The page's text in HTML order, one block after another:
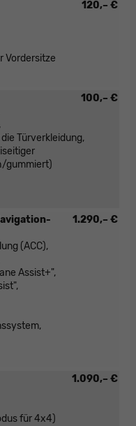
120,– €
Vordersitze
100,– €
Türverkleidung,
gummiert)
1.290,– €
(ACC),
Assist+",
1.090,– €
für 4x4)